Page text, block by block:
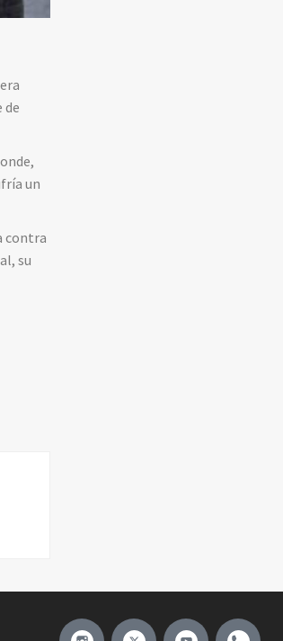
de
un
contra
su